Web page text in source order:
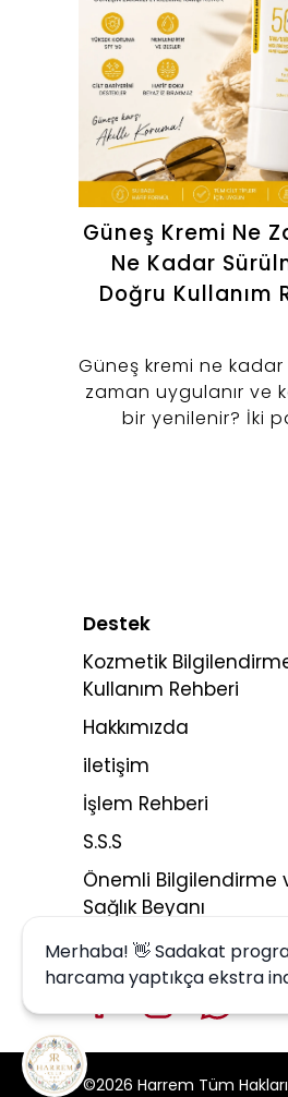
Güneş Kremi Ne
Ne Kadar
Doğru Kullanım
Güneş kremi ne kadar
zaman uygulanır ve
bir yenilenir? İki
Destek
Kozmetik
Kullanım Rehberi
Hakkımızda
iletişim
İşlem Rehberi
S.S.S
Önemli Bilgilendirme
Sağlık Beyanı
©2026 Harrem Tüm Hakları
Merhaba! 👋 Sadakat
harcama yaptıkça ekstra